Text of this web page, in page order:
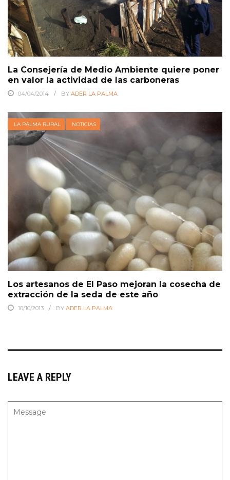
La Consejería de Medio Ambiente quiere poner
en valor la actividad de las carboneras
04/04/2014 BY ADER LA PALMA
LA PALMA RURAL NOTICIAS
Los artesanos de El Paso mejoran la cosecha de
extracción de la seda de este año
10/10/2013 BY ADER LA PALMA
LEAVE A REPLY